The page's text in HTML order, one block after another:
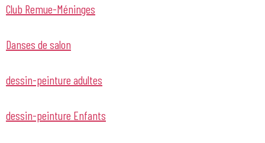
Club Remue-Méninges
Danses de salon
dessin-peinture adultes
dessin-peinture Enfants